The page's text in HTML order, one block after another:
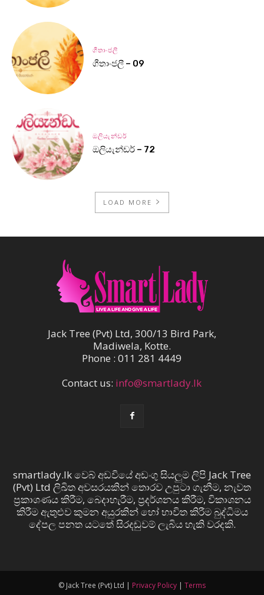
ගීතාංජලී
ගීතාංජලී – 09
ඔලියැන්ඩර්
ඔලියැන්ඩර් – 72
LOAD MORE
Jack Tree (Pvt) Ltd, 300/13 Bird Park,
Madiwela, Kotte.
Phone : 011 281 4449
Contact us: info@smartlady.lk
smartlady.lk වෙබ් අඩවියේ අඩංගු සියලුම ලිපි Jack Tree
(Pvt) Ltd ලිඛිත අවසරයකින් තොරව උපුටා ගැනීම, නැවත
ප්‍රකාශණය කිරීම, බෙදාහැරීම, ප්‍රදර්ශනය කිරීම, විකාශනය
කිරීම ඇතුළුව කුමන අයුරකින් හෝ භාවිත කිරීම බුද්ධිමය
දේපල පනත යටතේ සිරදඬුවම් ලැබිය හැකි වරදකි.
© Jack Tree (Pvt) Ltd | Privacy Policy | Terms